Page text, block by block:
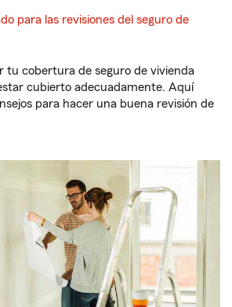
para las revisiones del seguro de
tu cobertura de seguro de vivienda
cubierto adecuadamente. Aquí
para hacer una buena revisión de